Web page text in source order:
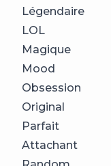
Légendaire
LOL
Magique
Mood
Obsession
Original
Parfait
Attachant